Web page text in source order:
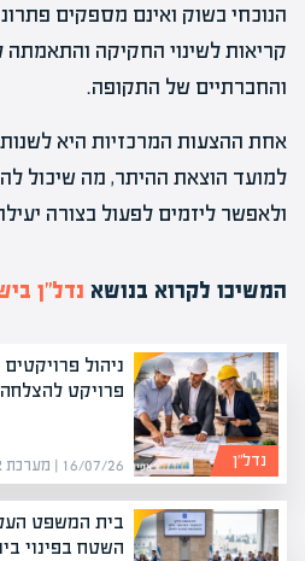
הנוכחי בשוק ואינם מספקים
קריאות לשינוי החקיקה והתאמתה
והחברתיים של התקופה.
אחת ההצעות המרכזיות היא
למועד הוצאת ההיתר, מה שיכול
ולאפשר ליזמים לפעול בצורה
המשיכו לקרוא בנושא נדל”ן
ניהול
פרויקט
16/07/26 | מערכת אפיק נדל”ן
בית המשפט
השטח בפינוי